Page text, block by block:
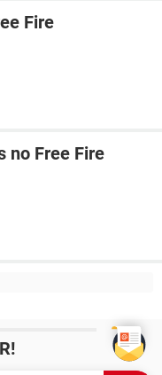
Fire
no Free Fire